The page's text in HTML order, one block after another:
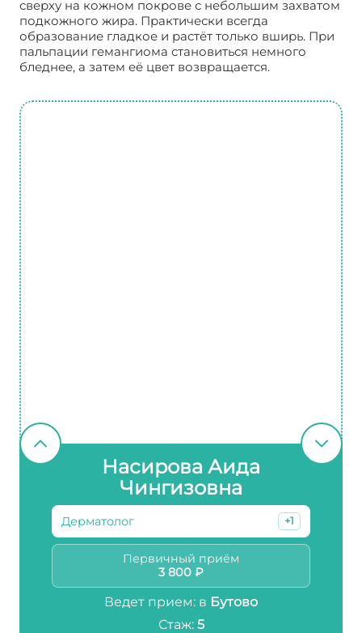
сверху на кожном покрове с небольшим захватом
подкожного жира. Практически всегда
образование гладкое и растёт только вширь. При
пальпации гемангиома становиться немного
бледнее, а затем её цвет возвращается.
Насирова Аида
Чингизовна
Дерматолог +1
Первичный приём
3 800 ₽
Ведет прием: в Бутово
Стаж: 5